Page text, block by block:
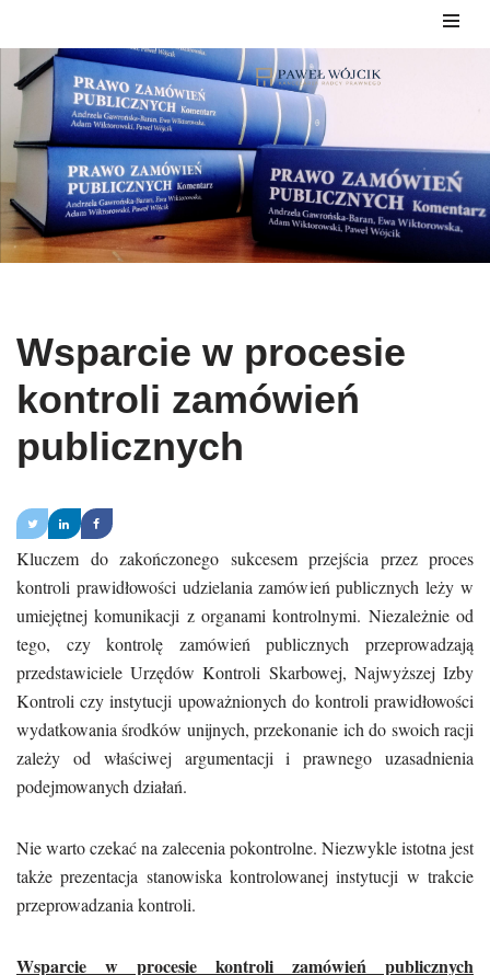
Przejdź
do
treści
Wsparcie w procesie
kontroli zamówień
publicznych
Kluczem do zakończonego sukcesem przejścia przez proces
kontroli prawidłowości udzielania zamówień publicznych leży w
umiejętnej komunikacji z organami kontrolnymi. Niezależnie od
tego, czy kontrolę zamówień publicznych przeprowadzają
przedstawiciele Urzędów Kontroli Skarbowej, Najwyższej Izby
Kontroli czy instytucji upoważnionych do kontroli prawidłowości
wydatkowania środków unijnych, przekonanie ich do swoich racji
zależy od właściwej argumentacji i prawnego uzasadnienia
podejmowanych działań.
Nie warto czekać na zalecenia pokontrolne. Niezwykle istotna jest
także prezentacja stanowiska kontrolowanej instytucji w trakcie
przeprowadzania kontroli.
Wsparcie w procesie kontroli zamówień publicznych